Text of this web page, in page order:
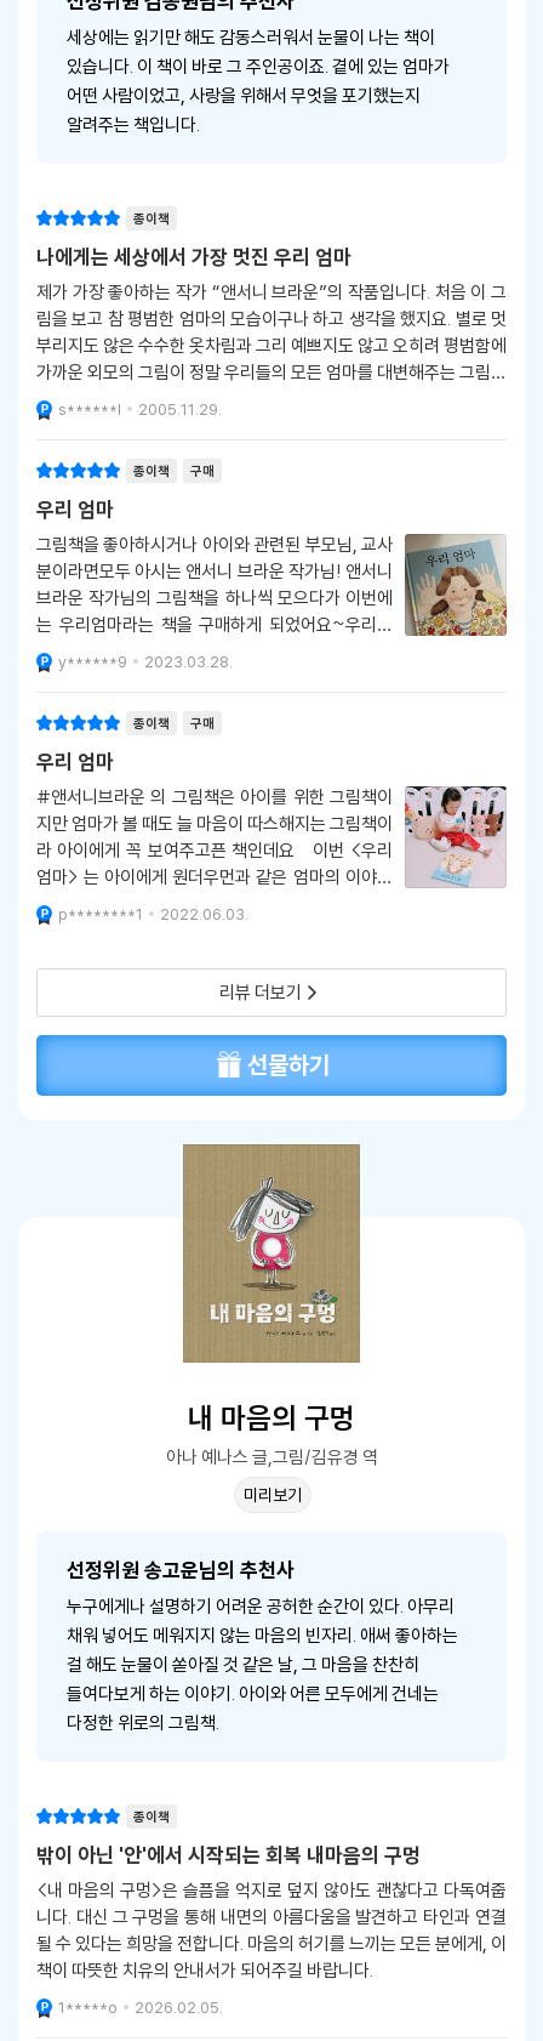
세상에는 읽기만 해도 감동스러워서 눈물이 나는 책이
있습니다. 이 책이 바로 그 주인공이죠. 곁에 있는 엄마가
어떤 사람이었고, 사랑을 위해서 무엇을 포기했는지
알려주는 책입니다.
종이책
나에게는 세상에서 가장 멋진 우리 엄마
제가 가장 좋아하는 작가 “앤서니 브라운”의 작품입니다. 처음 이 그
림을 보고 참 평범한 엄마의 모습이구나 하고 생각을 했지요. 별로 멋
부리지도 않은 수수한 옷차림과 그리 예쁘지도 않고 오히려 평범함에
가까운 외모의 그림이 정말 우리들의 모든 엄마를 대변해주는 그림이
라는 생각이 듭니다. 이 책을 지은 작가 앤서니 브라운은 서문에서 존
경하는 나의 어머니께 그리고 내
s******l 2005.11.29.
종이책 구매
우리 엄마
그림책을 좋아하시거나 아이와 관련된 부모님, 교사
분이라면모두 아시는 앤서니 브라운 작가님! 앤서니
브라운 작가님의 그림책을 하나씩 모으다가 이번에
는 우리엄마라는 책을 구매하게 되었어요~우리엄
마 책 외에도 우리아빠라는 책이 개정되어 새롭게 출
판되었는데 ,, 엄마와 아빠 아이들의 연령의 시선에
유쾌하기도 하고,흐뭇하고
y******9 2023.03.28.
종이책 구매
우리 엄마
#앤서니브라운 의 그림책은 아이를 위한 그림책이
지만 엄마가 볼 때도 늘 마음이 따스해지는 그림책이
라 아이에게 꼭 보여주고픈 책인데요 이번 <우리
엄마> 는 아이에게 원더우먼과 같은 엄마의 이야기
를 담은 책이랍니다 세상에서 힘이 제일 센 여자이자
무엇이든 만들 수 있고 자라게 할 수 있는 마법사이
p********1 2022.06.03.
리뷰 더보기
선물하기
내 마음의 구멍
아나 예나스 글,그림/김유경 역
미리보기
선정위원 송고운님의 추천사
누구에게나 설명하기 어려운 공허한 순간이 있다. 아무리
채워 넣어도 메워지지 않는 마음의 빈자리. 애써 좋아하는
걸 해도 눈물이 쏟아질 것 같은 날, 그 마음을 찬찬히
들여다보게 하는 이야기. 아이와 어른 모두에게 건네는
다정한 위로의 그림책.
종이책
밖이 아닌 '안'에서 시작되는 회복 내마음의 구멍
<내 마음의 구멍>은 슬픔을 억지로 덮지 않아도 괜찮다고 다독여줍
니다. 대신 그 구멍을 통해 내면의 아름다움을 발견하고 타인과 연결
될 수 있다는 희망을 전합니다. 마음의 허기를 느끼는 모든 분에게, 이
책이 따뜻한 치유의 안내서가 되어주길 바랍니다.
1*****o 2026.02.05.